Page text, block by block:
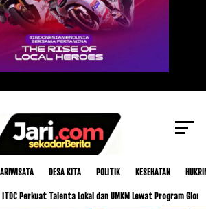
DESA KITA POLITIK KESEHATAN
Talenta Lokal dan UMKM Lewat Program Glorious Golo